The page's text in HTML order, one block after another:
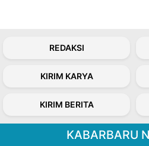
REDAKSI
KIRIM KARYA
KIRIM BERITA
KABARBARU